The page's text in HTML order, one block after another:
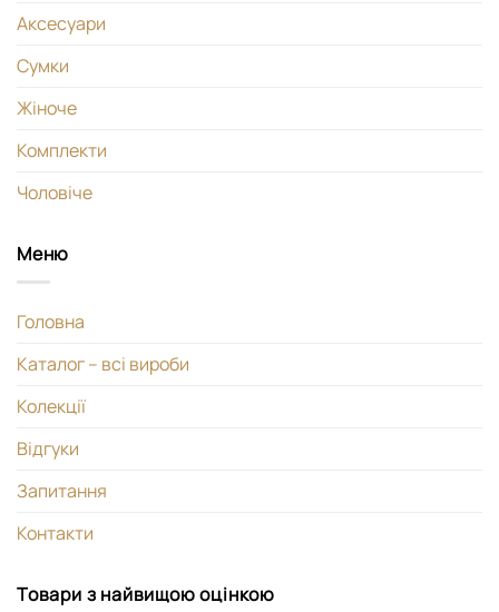
Аксесуари
Сумки
Жіноче
Комплекти
Чоловіче
Меню
Головна
Каталог – всі вироби
Колекції
Відгуки
Запитання
Контакти
Товари з найвищою оцінкою